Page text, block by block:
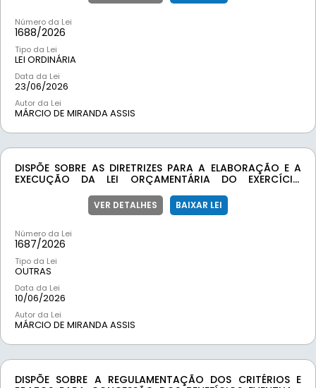
Número da Lei
1688/2026
Tipo da Lei
LEI ORDINÁRIA
Data da Lei
23/06/2026
Autor da Lei
MÁRCIO DE MIRANDA ASSIS
DISPÕE SOBRE AS DIRETRIZES PARA A ELABORAÇÃO E A
EXECUÇÃO DA LEI ORÇAMENTÁRIA DO EXERCÍCIO
VER DETALHES BAIXAR LEI
Número da Lei
1687/2026
Tipo da Lei
OUTRAS
Data da Lei
10/06/2026
Autor da Lei
MÁRCIO DE MIRANDA ASSIS
DISPÕE SOBRE A REGULAMENTAÇÃO DOS CRITÉRIOS E